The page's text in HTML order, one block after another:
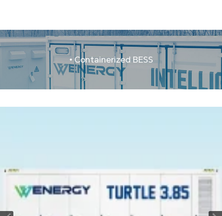
• Containerized BESS